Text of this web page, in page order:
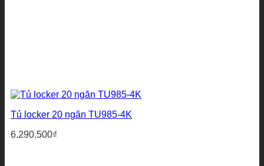
Tủ locker 20 ngăn TU985-4K
6.290.500₫